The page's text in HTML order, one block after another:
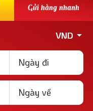
Gửi hàng nhanh
VND
Ngày đi
Ngày về